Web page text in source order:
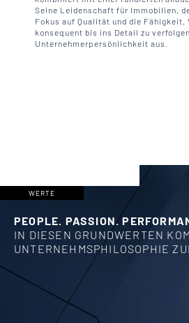
Seine Leidenschaft für Immobilien,
Fokus auf Qualität und die Fähigkeit,
konsequent bis ins Detail zu
Unternehmerpersönlichkeit aus.
WERTE
PEOPLE. PASSION.
IN DIESEN GRUNDWERTEN
UNTERNEHMSPHILOSOPHIE